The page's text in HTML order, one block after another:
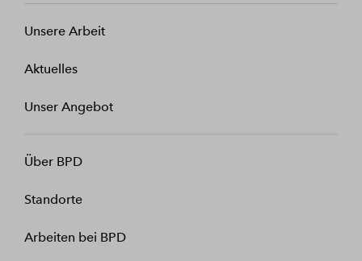
Unsere Arbeit
Aktuelles
Unser Angebot
Über BPD
Standorte
Arbeiten bei BPD